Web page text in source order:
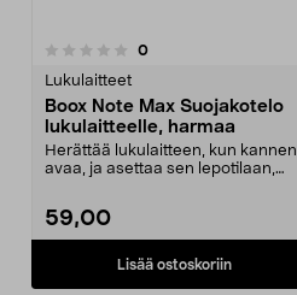
0arvostelut
Lukulaitteet
Boox Note Max Suojakotelo
lukulaitteelle, harmaa
Herättää lukulaitteen, kun kannen
avaa, ja asettaa sen lepotilaan,
59,00
Lisää ostoskoriin